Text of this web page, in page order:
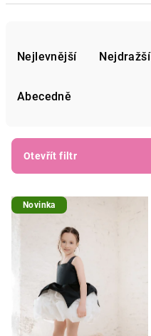
r
o
d
Nejlevnější Nejdražší
Abecedně
Otevřít filtr
V
ý
Novinka